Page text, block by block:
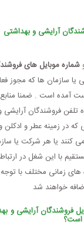
آرایشی و بهداشتی
شماره موبایل های
یا سازمان ها که مجوز
آمده است . ضمنا
تلفن فروشندگان
در زمینه عطر و ادکلن و
کنند یا هر شرکت یا
با این شغل در
های زمانی مختلف با
خواهند شد
فروشندگان آرایشی و
است؟